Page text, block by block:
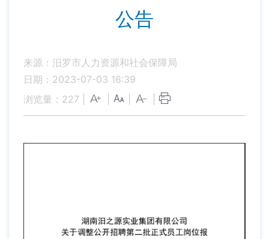
公告
来源：汨罗市人力资源和社会保障局
日期：2023-07-03 16:39
浏览量： 227